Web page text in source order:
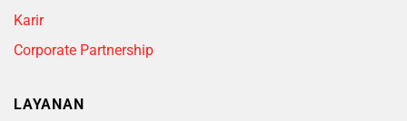
Karir
Corporate Partnership
LAYANAN